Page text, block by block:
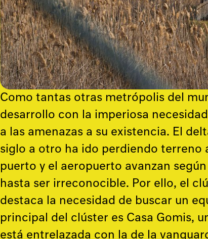
Como tantas otras metrópolis del
desarrollo con la imperiosa
a las amenazas a su existencia. El
siglo a otro ha ido perdiendo terreno
puerto y el aeropuerto avanzan
hasta ser irreconocible. Por ello, el
destaca la necesidad de buscar un
principal del clúster es Casa Gomis,
está entrelazada con la de la